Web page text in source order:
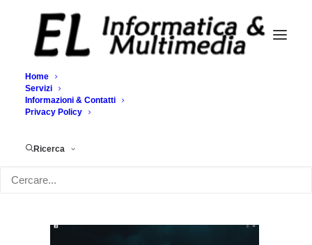
Home
Servizi
Informazioni & Contatti
Privacy Policy
Ricerca
Demo media 804792455